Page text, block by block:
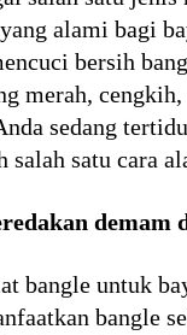
alami bagi
bersih
merah,
sedang
salah satu cara
demam
bangle untuk
bangle